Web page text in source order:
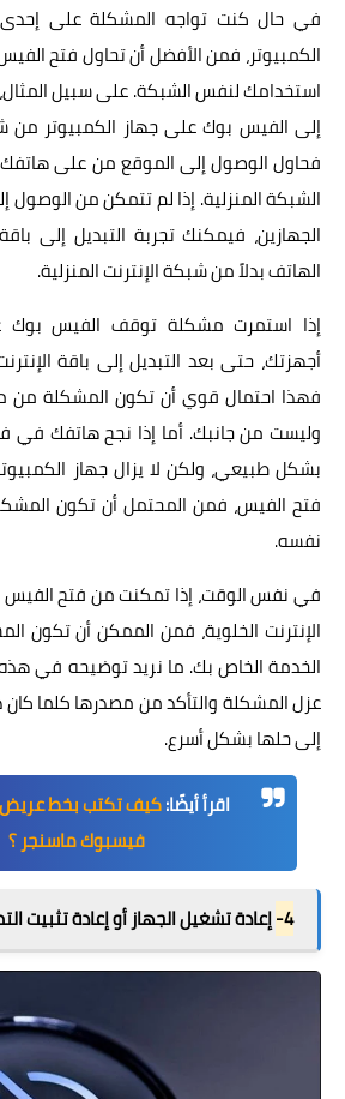
في حال كنت تواجه المشكلة على إحدى
الكمبيوتر، فمن الأفضل أن تحاول فتح
استخدامك لنفس الشبكة. على سبيل
إلى الفيس بوك على جهاز الكمبيوتر من
فحاول الوصول إلى الموقع من على
الشبكة المنزلية. إذا لم تتمكن من الوصول
الجهازين، فيمكنك تجربة التبديل إلى
الهاتف بدلاً من شبكة الإنترنت المنزلية.
إذا استمرت مشكلة توقف الفيس
أجهزتك، حتى بعد التبديل إلى باقة
فهذا احتمال قوي أن تكون المشكلة
وليست من جانبك. أما إذا نجح هاتفك في
بشكل طبيعي، ولكن لا يزال جهاز
فتح الفيس، فمن المحتمل أن تكون
نفسه.
في نفس الوقت، إذا تمكنت من فتح الفيس
الإنترنت الخلوية، فمن الممكن أن تكون
الخدمة الخاص بك. ما نريد توضيحه في هذه
عزل المشكلة والتأكد من مصدرها كلما
إلى حلها بشكل أسرع.
اقرأ أيضًا:كيف تكتب بخط عريض
فيسبوك ماسنجر ؟
4- إعادة تشغيل الجهاز أو إعادة تثبيت